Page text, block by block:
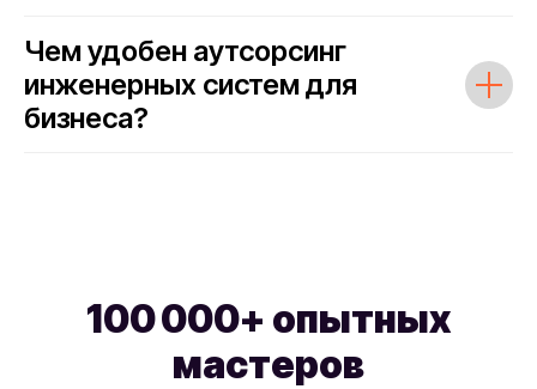
Чем удобен аутсорсинг
инженерных систем для
бизнеса?
100 000+ опытных
мастеров